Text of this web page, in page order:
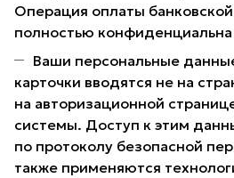
Операция оплаты
полностью конфиденциальна
Ваши персональные
карточки вводятся не на
на авторизационной
системы. Доступ к этим
по протоколу безопасной
также применяются